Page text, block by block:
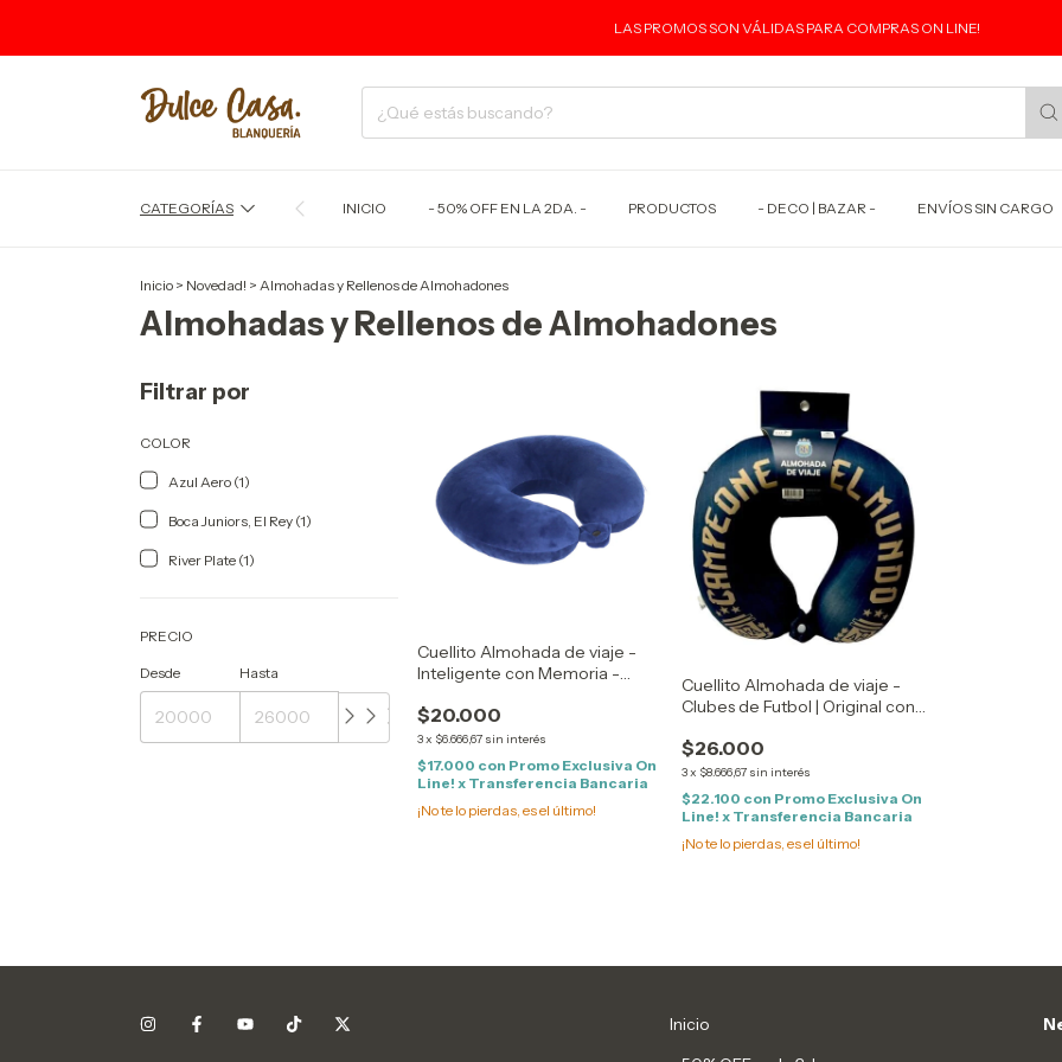
LAS PROMOS SON VÁLIDAS PARA COMPRAS ON LINE!
CATEGORÍAS INICIO - 50% OFF EN LA 2DA. - PRODUCTOS - DECO | BAZAR - ENVÍOS SIN CARGO
Inicio > Novedad! > Almohadas y Rellenos de Almohadones
Almohadas y Rellenos de Almohadones
Filtrar por
COLOR
Azul Aero (1)
Boca Juniors, El Rey (1)
River Plate (1)
PRECIO
Desde Hasta
Cuellito Almohada de viaje -
Inteligente con Memoria -
$20.000
3x $6.666,67 sin interés
$17.000 con Promo Exclusiva On
Line! x Transferencia Bancaria
¡No te lo pierdas, es el último!
Cuellito Almohada de viaje -
Clubes de Futbol | Original con
$26.000
3x $8.666,67 sin interés
$22.100 con Promo Exclusiva On
Line! x Transferencia Bancaria
¡No te lo pierdas, es el último!
Inicio